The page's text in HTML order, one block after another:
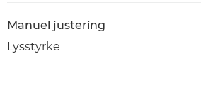
Manuel justering
Lysstyrke